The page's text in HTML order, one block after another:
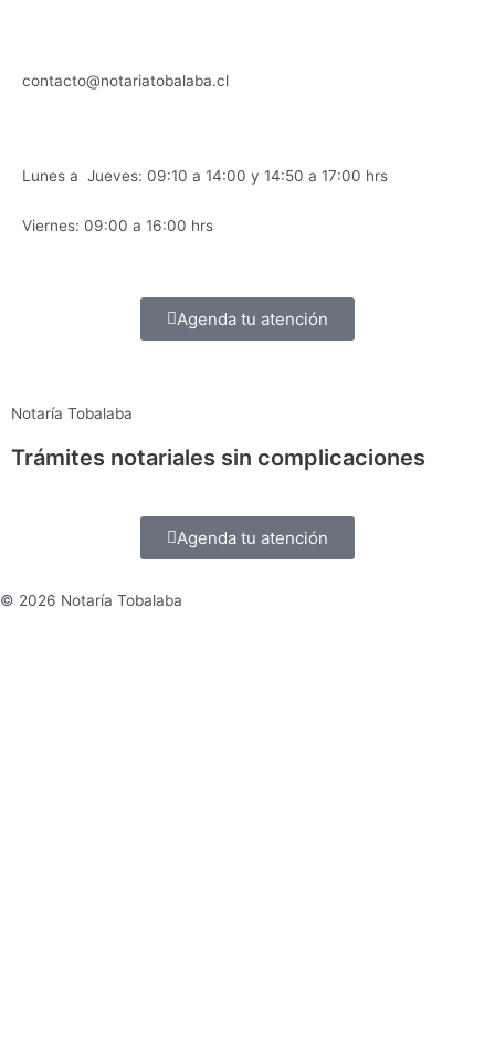
contacto@notariatobalaba.cl
Lunes a Jueves: 09:10 a 14:00 y 14:50 a 17:00 hrs
Viernes: 09:00 a 16:00 hrs
Agenda tu atención
Notaría Tobalaba
Trámites notariales sin complicaciones
Agenda tu atención
© 2026 Notaría Tobalaba